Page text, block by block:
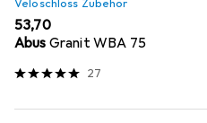
Veloschloss Zubehör
EUR
53,70
Abus Granit WBA 75
27